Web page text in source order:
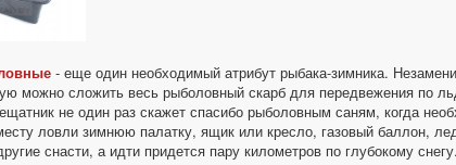
- еще один необходимый атрибут рыбака-зимника.
можно сложить весь рыболовный скарб для передвежения по
не один раз скажет спасибо рыболовным саням, когда
ловли зимнюю палатку, ящик или кресло, газовый баллон,
снасти, а идти придется пару километров по глубокому